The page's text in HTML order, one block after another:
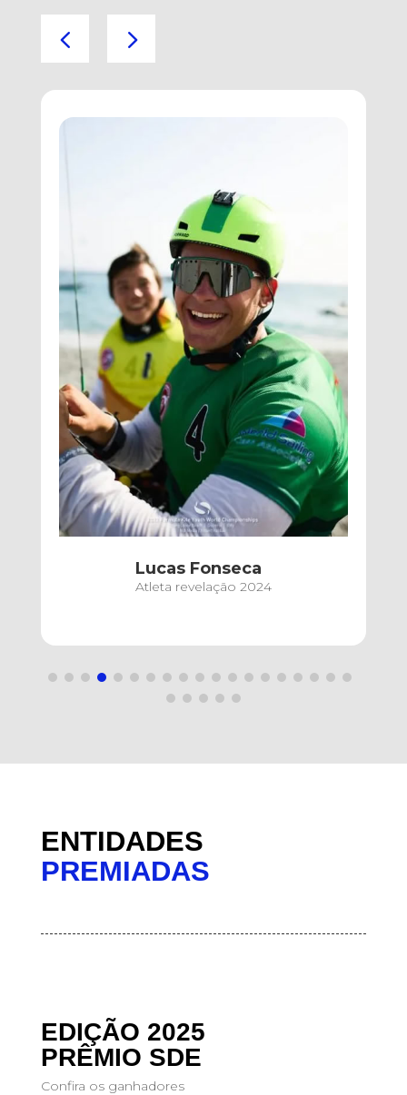
Lucas Fonseca
Atleta revelação 2024
ENTIDADES
PREMIADAS
EDIÇÃO 2025
PRÊMIO SDE
Confira os ganhadores